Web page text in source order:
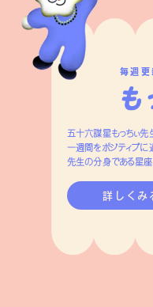
毎週更
五十六謀星もっちぃ先
一週間をポジティブに
先生の分身である星座
詳しくみ